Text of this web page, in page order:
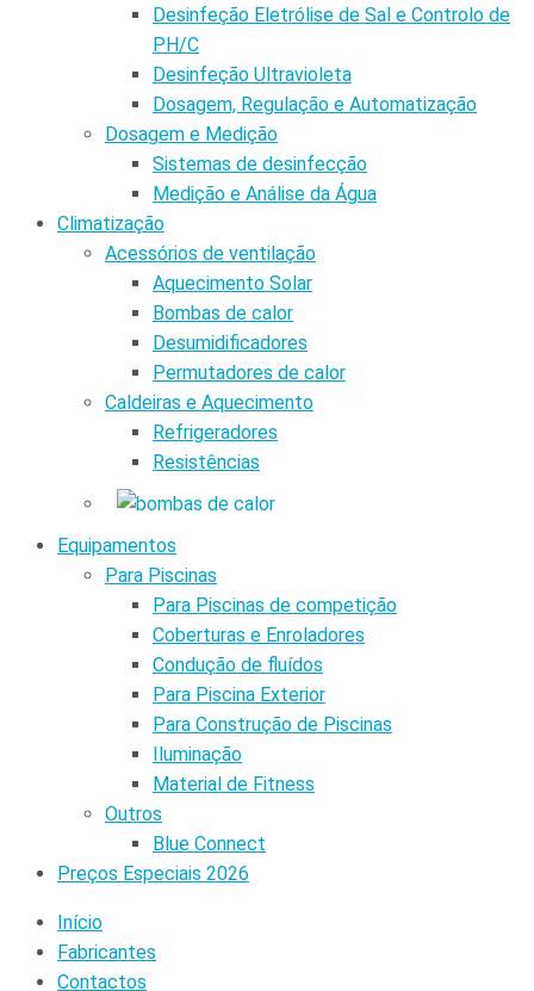
Desinfeção Eletrólise de Sal e Controlo de
PH/C
Desinfeção Ultravioleta
Dosagem, Regulação e Automatização
Dosagem e Medição
Sistemas de desinfecção
Medição e Análise da Água
Climatização
Acessórios de ventilação
Aquecimento Solar
Bombas de calor
Desumidificadores
Permutadores de calor
Caldeiras e Aquecimento
Refrigeradores
Resistências
Equipamentos
Para Piscinas
Para Piscinas de competição
Coberturas e Enroladores
Condução de fluídos
Para Piscina Exterior
Para Construção de Piscinas
Iluminação
Material de Fitness
Outros
Blue Connect
Preços Especiais 2026
Início
Fabricantes
Contactos